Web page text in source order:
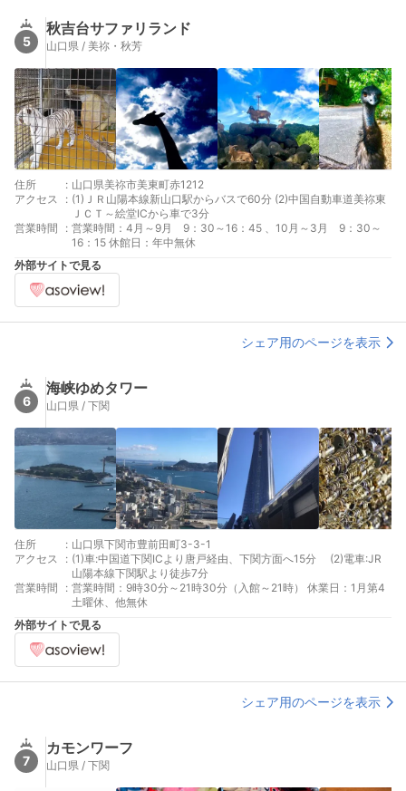
5
秋吉台サファリランド
山口県 / 美祢・秋芳
住所 : 山口県美祢市美東町赤1212
アクセス
: (1)ＪＲ山陽本線新山口駅からバスで60分 (2)中国自動車道美祢東
ＪＣＴ～絵堂ICから車で3分
営業時間
: 営業時間：4月～9月 9：30～16：45 、10月～3月 9：30～
16：15 休館日：年中無休
外部サイトで見る
シェア用のページを表示
6
海峡ゆめタワー
山口県 / 下関
住所 : 山口県下関市豊前田町3-3-1
アクセス
: (1)車:中国道下関ICより唐戸経由、下関方面へ15分 (2)電車:JR
山陽本線下関駅より徒歩7分
営業時間
: 営業時間：9時30分～21時30分（入館～21時） 休業日：1月第4
土曜休、他無休
外部サイトで見る
シェア用のページを表示
7
カモンワーフ
山口県 / 下関